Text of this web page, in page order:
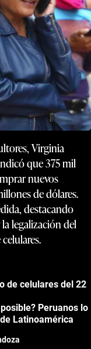
Virginia
que 375 mil
nuevos
de dólares.
destacando
legalización del
de celulares del 22
Peruanos lo
Latinoamérica